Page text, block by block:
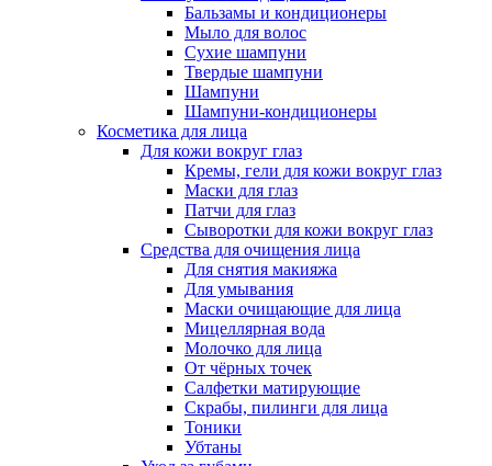
Бальзамы и кондиционеры
Мыло для волос
Сухие шампуни
Твердые шампуни
Шампуни
Шампуни-кондиционеры
Косметика для лица
Для кожи вокруг глаз
Кремы, гели для кожи вокруг глаз
Маски для глаз
Патчи для глаз
Сыворотки для кожи вокруг глаз
Средства для очищения лица
Для снятия макияжа
Для умывания
Маски очищающие для лица
Мицеллярная вода
Молочко для лица
От чёрных точек
Салфетки матирующие
Скрабы, пилинги для лица
Тоники
Убтаны